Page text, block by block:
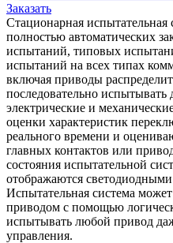
Заказать
Стационарная испытательная
полностью автоматических
испытаний, типовых
испытаний на всех типах
включая приводы
последовательно испытывать
электрические и
оценки характеристик
реального времени и
главных контактов или
состояния испытательной
отображаются
Испытательная система
приводом с помощью
испытывать любой привод
управления.